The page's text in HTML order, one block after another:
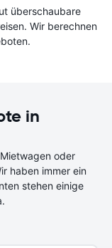
überschaubare
Wir berechnen
in
oder
haben immer ein
stehen einige